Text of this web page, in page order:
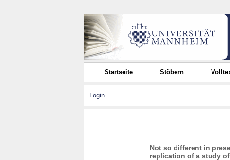
Startseite Stöbern
Login
Not so different in
replication of a study